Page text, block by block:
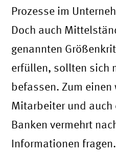
Prozesse im
Doch auch
genannten
erfüllen, sollten sich
befassen. Zum einen
Mitarbeiter und
Banken vermehrt
Informationen